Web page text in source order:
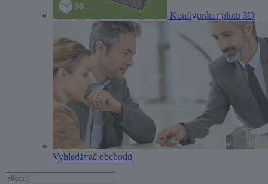
Konfigurátor plotu 3D
Vyhledávač obchodů